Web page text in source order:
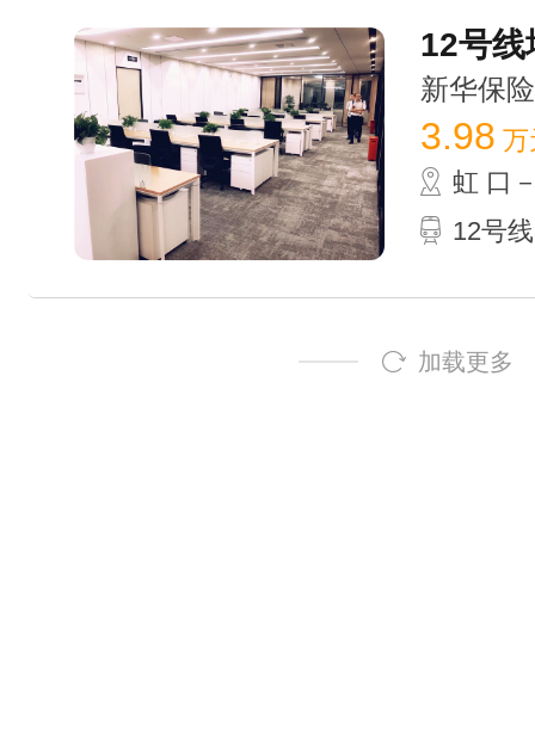
12号线
新华保
3.98 万
虹 口
12号
加载更多